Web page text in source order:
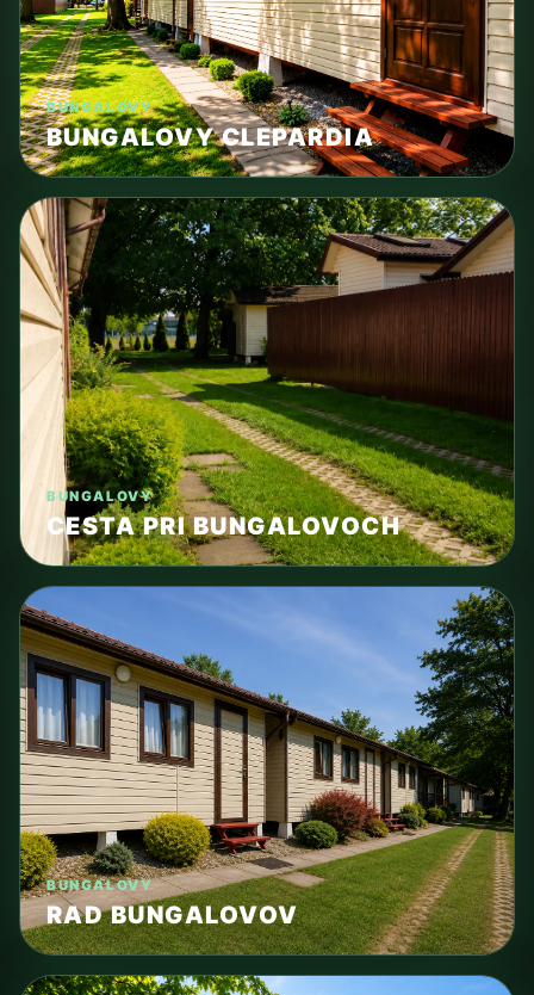
BUNGALOVY
BUNGALOVY CLEPARDIA
BUNGALOVY
CESTA PRI BUNGALOVOCH
BUNGALOVY
RAD BUNGALOVOV